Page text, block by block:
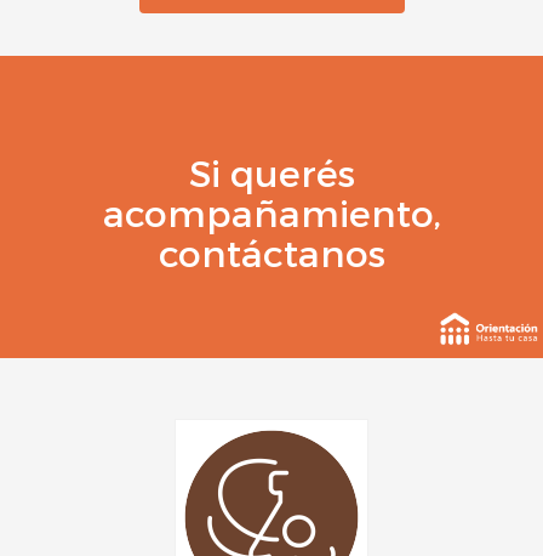
Si querés
acompañamiento,
contáctanos